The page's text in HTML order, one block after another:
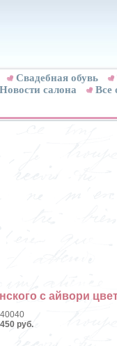
Свадебная обувь
Новости салона Все
с айвори
руб.